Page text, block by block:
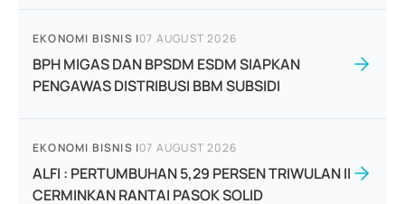
EKONOMI BISNIS |07 AUGUST 2026
BPH MIGAS DAN BPSDM ESDM SIAPKAN
PENGAWAS DISTRIBUSI BBM SUBSIDI
EKONOMI BISNIS |07 AUGUST 2026
ALFI : PERTUMBUHAN 5,29 PERSEN TRIWULAN II
CERMINKAN RANTAI PASOK SOLID